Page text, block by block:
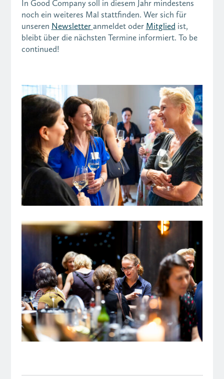
In Good Company soll in diesem Jahr mindestens
noch ein weiteres Mal stattfinden. Wer sich für
unseren Newsletter anmeldet oder Mitglied ist,
bleibt über die nächsten Termine informiert. To be
continued!